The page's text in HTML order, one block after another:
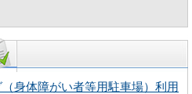
身体障がい者等用駐車場）利用